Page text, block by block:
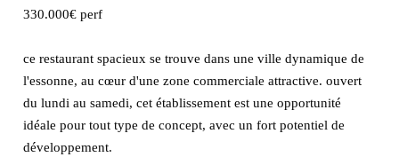
330.000€ perf
ce restaurant spacieux se trouve dans une ville dynamique de
l'essonne, au cœur d'une zone commerciale attractive. ouvert
du lundi au samedi, cet établissement est une opportunité
idéale pour tout type de concept, avec un fort potentiel de
développement.